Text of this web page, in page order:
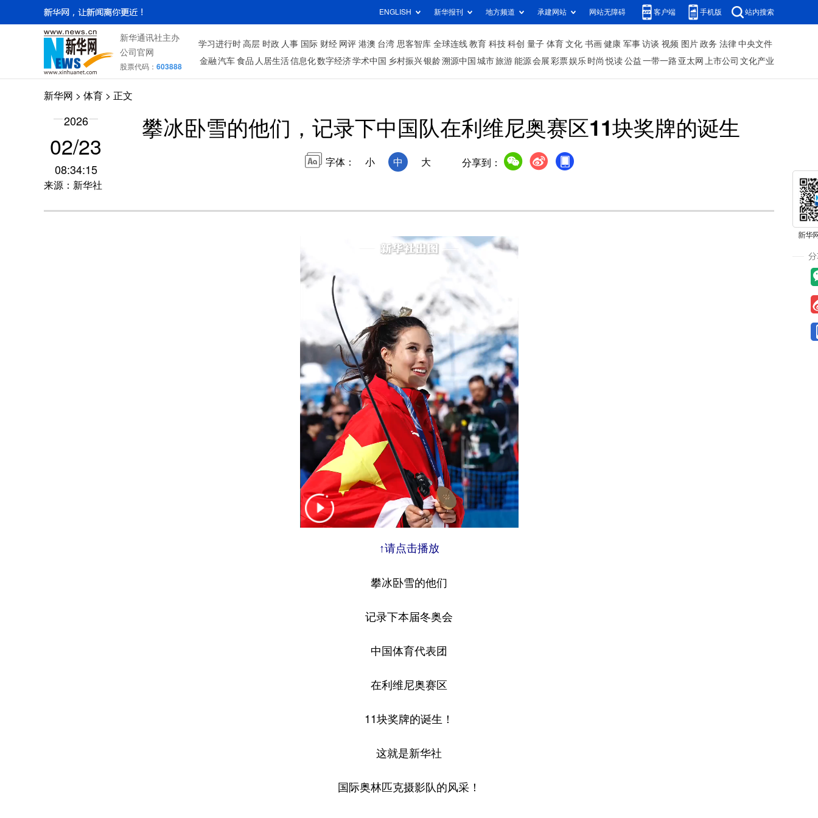
ENGLISH 新华报刊 地方频道 承建网站 网站无障碍 客户端 手机版 站内搜索
新华通讯社主办
公司官网
股票代码： 603888
学习进行时 高层 时政 人事 国际 财经 网评 港澳 台湾 思客智库 全球连线 教育 科技 科创 量子 体育 文化 书画 健康 军事 访谈 视频 图片 政务 法律 中央文件
金融 汽车 食品 人居生活信息化数字经济学术中国 乡村振兴银龄溯源中国 城市旅游 能源 会展 彩票娱乐 时尚 悦读 公益 一带一路 亚太网 上市公司 文化产业
新华网 > 体育 > 正文
2026
02/23
08:34:15
来源：新华社
攀冰卧雪的他们，记录下中国队在利维尼奥赛区11块奖牌的诞生
字体： 小 中 大 分享到：
↑请点击播放
攀冰卧雪的他们
记录下本届冬奥会
中国体育代表团
在利维尼奥赛区
11块奖牌的诞生！
这就是新华社
国际奥林匹克摄影队的风采！